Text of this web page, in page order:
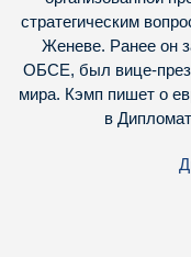
стратегическим
Женеве. Ранее он
ОБСЕ, был вице-
мира. Кэмп пишет о
в